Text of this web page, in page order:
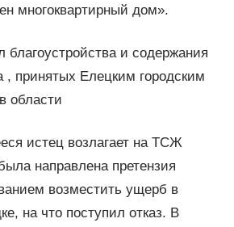
многоквартирный дом».
благоустройства и содержания
, принятых Елецким городским
области
истец возлагает на ТСЖ
направлена претензия
возместить ущерб в
на что поступил отказ. В